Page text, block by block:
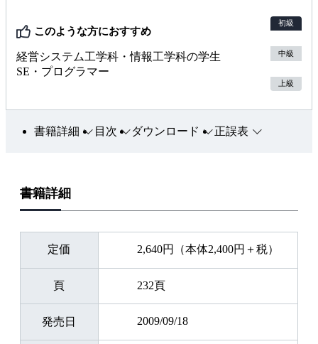
このような方におすすめ
経営システム工学科・情報工学科の学生
SE・プログラマー
初級
中級
上級
書籍詳細 目次 ダウンロード 正誤表
書籍詳細
定価 2,640円（本体2,400円＋税）
頁 232頁
発売日 2009/09/18